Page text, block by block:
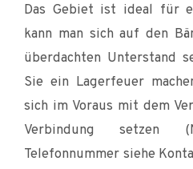
Das Gebiet ist ideal für
kann man sich auf den
überdachten Unterstand
Sie ein Lagerfeuer
sich im Voraus mit dem
Verbindung setzen
Telefonnummer siehe